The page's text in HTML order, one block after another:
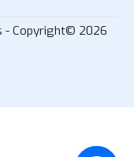
- Copyright© 2026